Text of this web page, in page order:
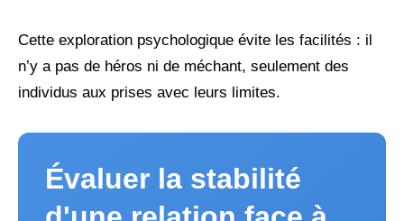
Cette exploration psychologique évite les facilités : il
n’y a pas de héros ni de méchant, seulement des
individus aux prises avec leurs limites.
Évaluer la stabilité